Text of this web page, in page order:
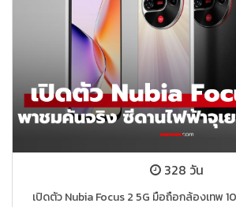
328 วัน
เปิดตัว Nubia Focus 2 5G มือถือกล้องเทพ